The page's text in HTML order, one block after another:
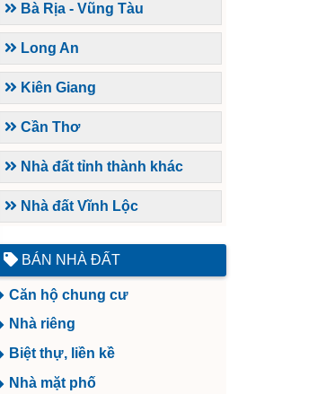
Bà Rịa - Vũng Tàu
Long An
Kiên Giang
Cần Thơ
Nhà đất tỉnh thành khác
Nhà đất Vĩnh Lộc
BÁN NHÀ ĐẤT
Căn hộ chung cư
Nhà riêng
Biệt thự, liền kề
Nhà mặt phố